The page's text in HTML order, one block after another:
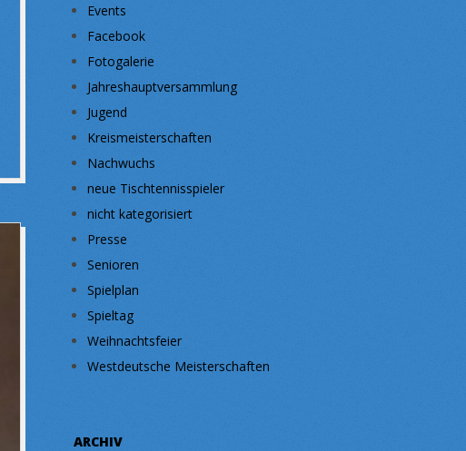
Events
Facebook
Fotogalerie
Jahreshauptversammlung
Jugend
Kreismeisterschaften
Nachwuchs
neue Tischtennisspieler
nicht kategorisiert
Presse
Senioren
Spielplan
Spieltag
Weihnachtsfeier
Westdeutsche Meisterschaften
ARCHIV